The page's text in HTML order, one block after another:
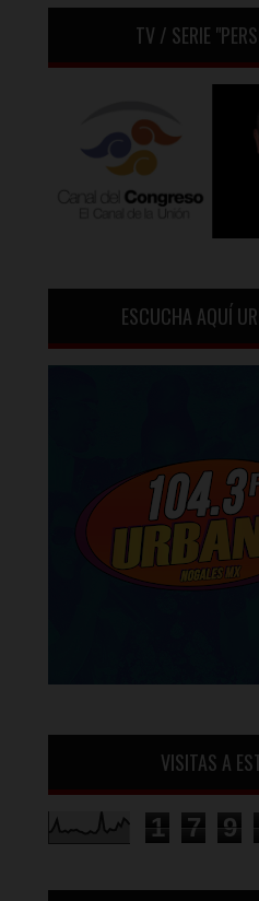
TV / SERIE
ESCUCHA AQUÍ
VISITAS A
1 7 9